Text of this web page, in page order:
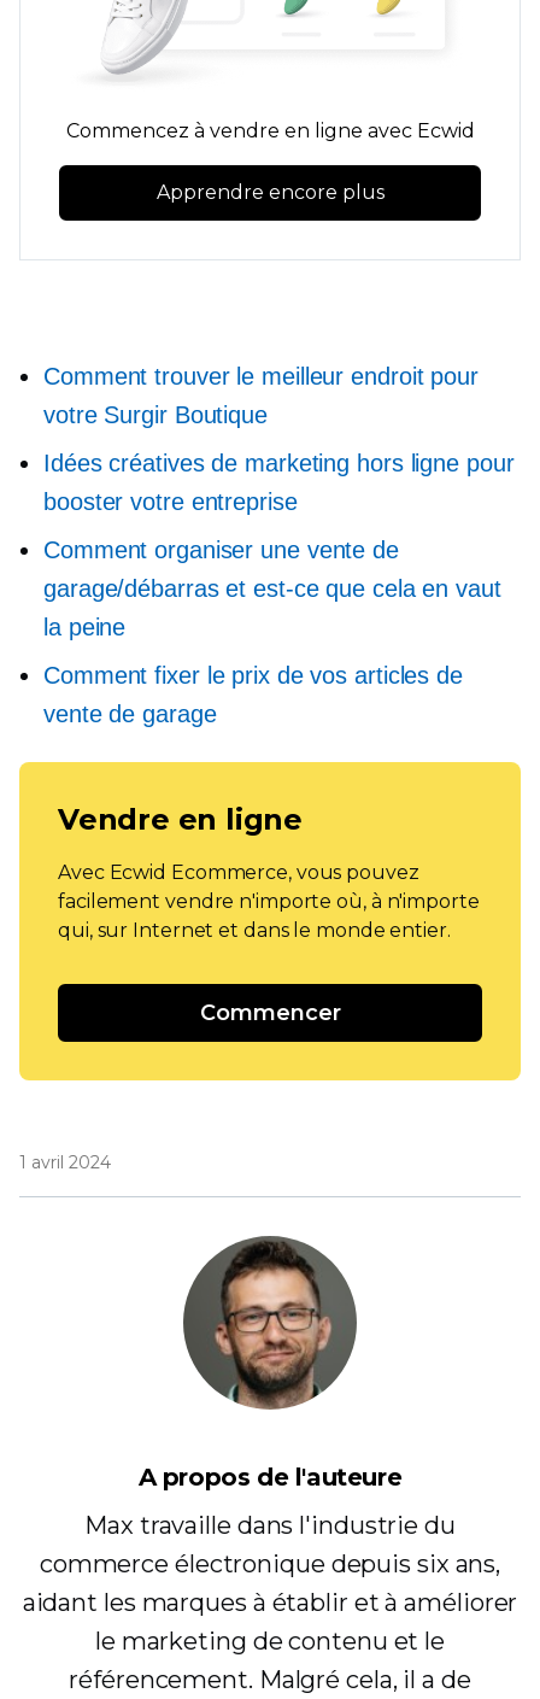
Commencez à vendre en ligne avec Ecwid
Apprendre encore plus
Comment trouver le meilleur endroit pour
votre SurgirBoutique
Idées créatives de marketing hors ligne pour
booster votre entreprise
Comment organiser une vente de
garage/débarras et est-ce que cela en vaut
la peine
Comment fixer le prix de vos articles de
vente de garage
Vendre en ligne
Avec Ecwid Ecommerce, vous pouvez
facilement vendre n'importe où, à n'importe
qui, sur Internet et dans le monde entier.
Commencer
1 avril 2024
A propos de l'auteure
Max travaille dans l'industrie du
commerce électronique depuis six ans,
aidant les marques à établir et à améliorer
le marketing de contenu et le
référencement. Malgré cela, il a de